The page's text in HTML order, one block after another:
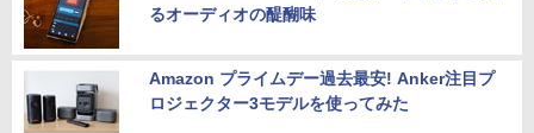
るオーディオの醍醐味
Amazon プライムデー過去最安! Anker注目プ
ロジェクター3モデルを使ってみた